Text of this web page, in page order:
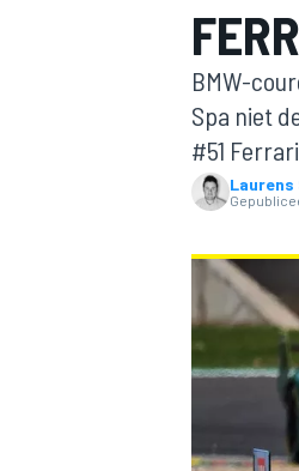
MOTOGP
BMW-
Spa niet
#51 Ferrari.
Laurens